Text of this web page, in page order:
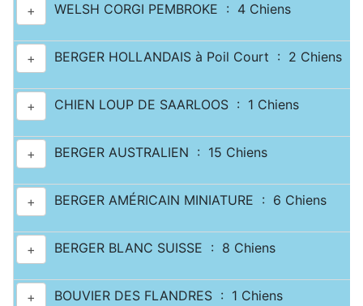
+ WELSH CORGI PEMBROKE : 4 Chiens
+ BERGER HOLLANDAIS à Poil Court : 2 Chiens
+ CHIEN LOUP DE SAARLOOS : 1 Chiens
+ BERGER AUSTRALIEN : 15 Chiens
+ BERGER AMÉRICAIN MINIATURE : 6 Chiens
+ BERGER BLANC SUISSE : 8 Chiens
+ BOUVIER DES FLANDRES : 1 Chiens